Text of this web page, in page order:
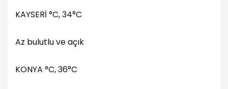
KAYSERİ °C, 34°C
Az bulutlu ve açık
KONYA °C, 36°C